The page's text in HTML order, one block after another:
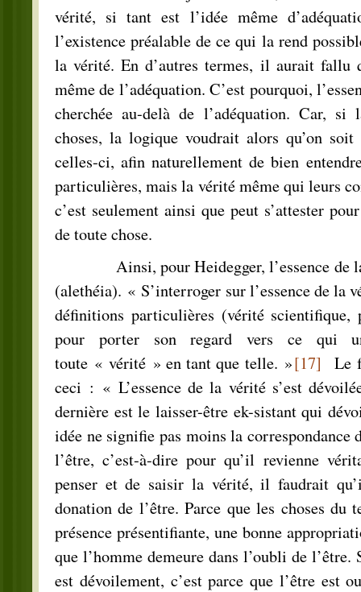
vérité, si tant est l’idée même
l’existence préalable de ce qui la rend
la vérité. En d’autres termes, il aurait fallu
même de l’adéquation. C’est pourquoi,
cherchée au-delà de l’adéquation. Car,
choses, la logique voudrait alors qu’on
celles-ci, afin naturellement de bien
particulières, mais la vérité même qui leurs
c’est seulement ainsi que peut s’attester
de toute chose.
Ainsi, pour Heidegger, l’essence de la
(alethéia). « S’interroger sur l’essence de la
définitions particulières (vérité
pour porter son regard vers ce qui
toute « vérité » en tant que telle. »[17]
Le
ceci : « L’essence de la vérité s’est
dernière est le laisser-être ek-sistant qui
idée ne signifie pas moins la correspondance
l’être, c’est-à-dire pour qu’il revienne
penser et de saisir la vérité, il faudrait
donation de l’être. Parce que les choses du
présence présentifiante, une bonne
que l’homme demeure dans l’oubli de l’être.
est dévoilement, c’est parce que l’être est